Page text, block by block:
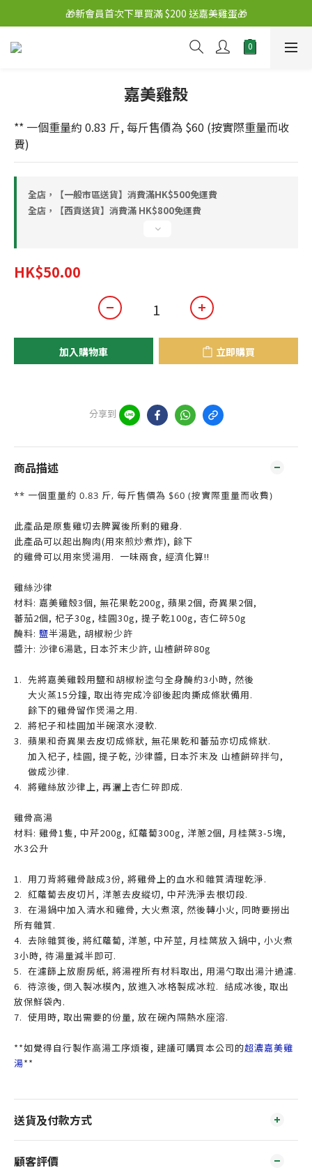
🎁新會員首次下單買滿 $200 送嘉美雞蛋🎁
嘉美雞殼
** 一個重量約 0.83 斤, 每斤售價為 $60 (按實際重量而收
費)
全店，【一般市區送貨】消費滿HK$500免運費
全店，【西貢送貨】消費滿 HK$800免運費
HK$50.00
加入購物車 立即購買
分享到
商品描述
** 一個重量約 0.83 斤, 每斤售價為 $60 (按實際重量而收費)
此產品是原隻雞切去脾翼後所剩的雞身.
此產品可以起出胸肉(用來煎炒煮炸), 餘下
的雞骨可以用來煲湯用. 一味兩食, 經濟化算!!
雞絲沙律
材料: 嘉美雞殼3個, 無花果乾200g, 蘋果2個, 奇異果2個,
蕃茄2個, 杞子30g, 桂圓30g, 提子乾100g, 杏仁碎50g
醃料: 鹽半湯匙, 胡椒粉少許
醬汁: 沙律6湯匙, 日本芥末少許, 山楂餅碎80g
1. 先將嘉美雞穀用鹽和胡椒粉塗勻全身醃約3小時, 然後
大火蒸15分鐘, 取出待完成冷卻後起肉撕成條狀備用.
餘下的雞骨留作煲湯之用.
2. 將杞子和桂圓加半碗滾水浸軟.
3. 蘋果和奇異果去皮切成條狀, 無花果乾和蕃茄亦切成條狀.
加入杞子, 桂圓, 提子乾, 沙律醬, 日本芥末及 山楂餅碎拌勻,
做成沙律.
4. 將雞絲放沙律上, 再灑上杏仁碎即成.
雞骨高湯
材料: 雞骨1隻, 中芹200g, 紅蘿蔔300g, 洋蔥2個, 月桂葉3-5塊,
水3公升
1. 用刀背將雞骨敲成3份, 將雞骨上的血水和雜質清理乾淨.
2. 紅蘿蔔去皮切片, 洋蔥去皮縱切, 中芹洗淨去根切段.
3. 在湯鍋中加入清水和雞骨, 大火煮滾, 然後轉小火, 同時要撈出
所有雜質.
4. 去除雜質後, 將紅蘿蔔, 洋蔥, 中芹莖, 月桂葉放入鍋中, 小火煮
3小時, 待湯量減半即可.
5. 在濾篩上放廚房紙, 將湯裡所有材料取出, 用湯勺取出湯汁過濾.
6. 待涼後, 倒入製冰模內, 放進入冰格製成冰粒. 結成冰後, 取出
放保鮮袋內.
7. 使用時, 取出需要的份量, 放在碗內隔熱水座溶.
**如覺得自行製作高湯工序煩複, 建議可購買本公司的超濃嘉美雞
湯**
送貨及付款方式
顧客評價